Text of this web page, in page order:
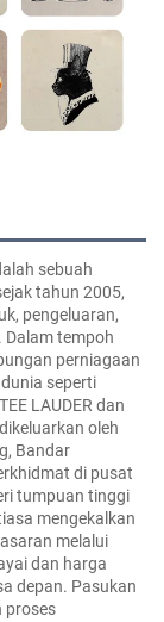
sebuah
tahun 2005,
pengeluaran,
Dalam tempoh
perniagaan
seperti
LAUDER dan
oleh
Bandar
di pusat
tumpuan tinggi
mengekalkan
melalui
dan harga
depan. Pasukan
proses